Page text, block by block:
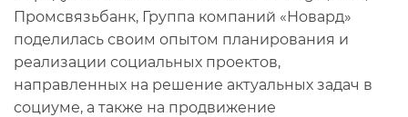
Промсвязьбанк, Группа компаний «Новард»
поделилась своим опытом планирования и
реализации социальных проектов,
направленных на решение актуальных задач в
социуме, а также на продвижение